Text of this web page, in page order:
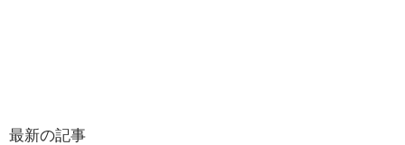
最新の記事